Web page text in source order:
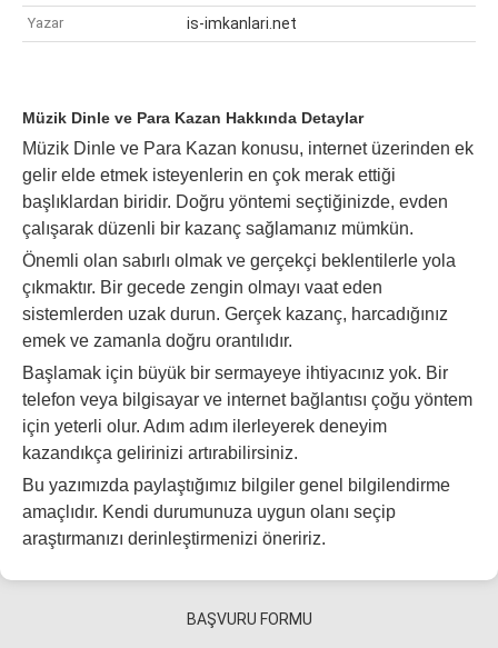
Yazar
is-imkanlari.net
Müzik Dinle ve Para Kazan Hakkında Detaylar
Müzik Dinle ve Para Kazan konusu, internet üzerinden ek
gelir elde etmek isteyenlerin en çok merak ettiği
başlıklardan biridir. Doğru yöntemi seçtiğinizde, evden
çalışarak düzenli bir kazanç sağlamanız mümkün.
Önemli olan sabırlı olmak ve gerçekçi beklentilerle yola
çıkmaktır. Bir gecede zengin olmayı vaat eden
sistemlerden uzak durun. Gerçek kazanç, harcadığınız
emek ve zamanla doğru orantılıdır.
Başlamak için büyük bir sermayeye ihtiyacınız yok. Bir
telefon veya bilgisayar ve internet bağlantısı çoğu yöntem
için yeterli olur. Adım adım ilerleyerek deneyim
kazandıkça gelirinizi artırabilirsiniz.
Bu yazımızda paylaştığımız bilgiler genel bilgilendirme
amaçlıdır. Kendi durumunuza uygun olanı seçip
araştırmanızı derinleştirmenizi öneririz.
BAŞVURU FORMU